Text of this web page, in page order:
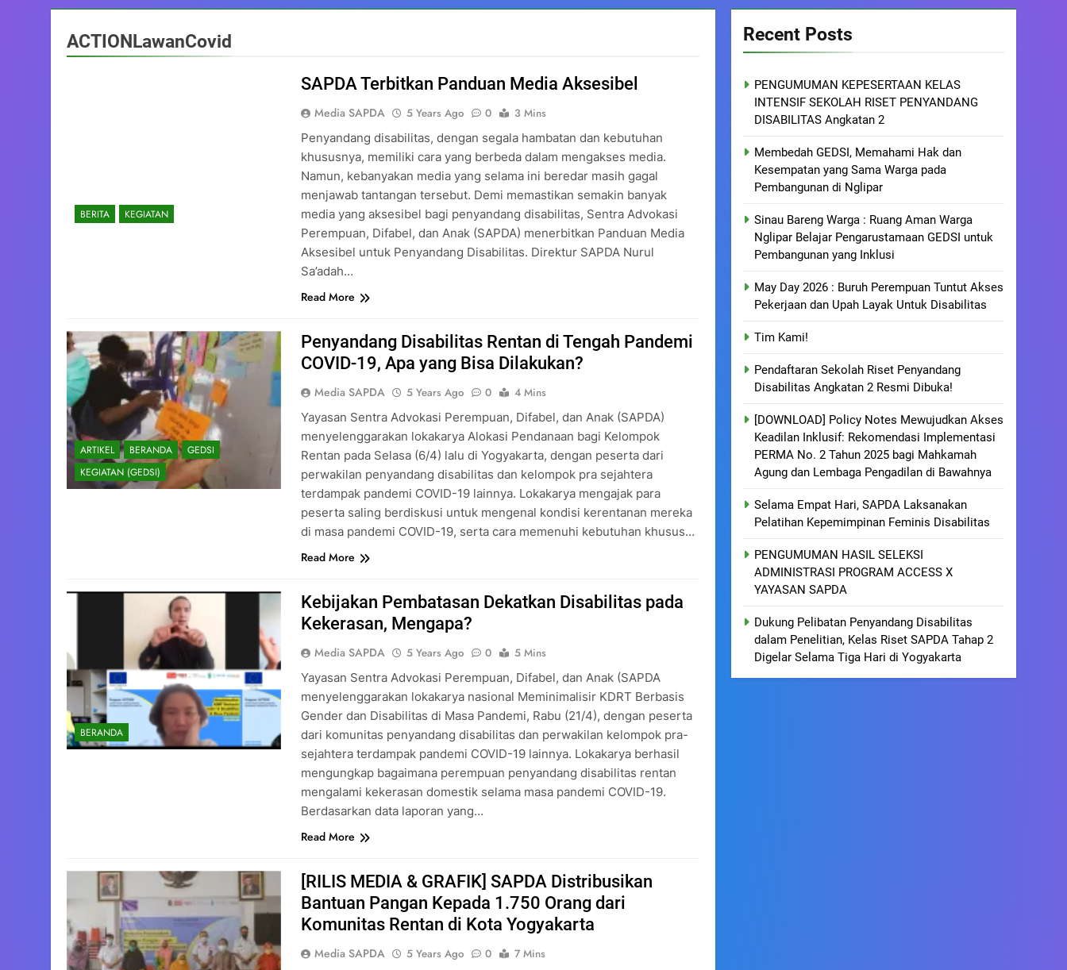
ACTIONLawanCovid
BERITA KEGIATAN
SAPDA Terbitkan Panduan Media Aksesibel
Media SAPDA 5 Years Ago 0
3 Mins
Penyandang disabilitas, dengan segala hambatan dan kebutuhan
khususnya, memiliki cara yang berbeda dalam mengakses media.
Namun, kebanyakan media yang selama ini beredar masih gagal
menjawab tantangan tersebut. Demi memastikan semakin banyak
media yang aksesibel bagi penyandang disabilitas, Sentra Advokasi
Perempuan, Difabel, dan Anak (SAPDA) menerbitkan Panduan Media
Aksesibel untuk Penyandang Disabilitas. Direktur SAPDA Nurul
Sa’adah…
Read More
ARTIKEL BERANDA
GEDSI
KEGIATAN (GEDSI)
Penyandang Disabilitas Rentan di Tengah Pandemi
COVID-19, Apa yang Bisa Dilakukan?
Media SAPDA 5 Years Ago 0
4 Mins
Yayasan Sentra Advokasi Perempuan, Difabel, dan Anak (SAPDA)
menyelenggarakan lokakarya Alokasi Pendanaan bagi Kelompok
Rentan pada Selasa (6/4) lalu di Yogyakarta, dengan peserta dari
perwakilan penyandang disabilitas dan kelompok pra sejahtera
terdampak pandemi COVID-19 lainnya. Lokakarya mengajak para
peserta saling berdiskusi untuk mengenal kondisi kerentanan mereka
di masa pandemi COVID-19, serta cara memenuhi kebutuhan khusus…
Read More
BERANDA
Kebijakan Pembatasan Dekatkan Disabilitas pada
Kekerasan, Mengapa?
Media SAPDA 5 Years Ago 0
5 Mins
Yayasan Sentra Advokasi Perempuan, Difabel, dan Anak (SAPDA
menyelenggarakan lokakarya nasional Meminimalisir KDRT Berbasis
Gender dan Disabilitas di Masa Pandemi, Rabu (21/4), dengan peserta
dari komunitas penyandang disabilitas dan perwakilan kelompok pra-
sejahtera terdampak pandemi COVID-19 lainnya. Lokakarya berhasil
mengungkap bagaimana perempuan penyandang disabilitas rentan
mengalami kekerasan domestik selama masa pandemi COVID-19.
Berdasarkan data laporan yang…
Read More
[RILIS MEDIA & GRAFIK] SAPDA Distribusikan
Bantuan Pangan Kepada 1.750 Orang dari
Komunitas Rentan di Kota Yogyakarta
Media SAPDA 5 Years Ago 0
7 Mins
Recent Posts
PENGUMUMAN KEPESERTAAN KELAS
INTENSIF SEKOLAH RISET PENYANDANG
DISABILITAS Angkatan 2
Membedah GEDSI, Memahami Hak dan
Kesempatan yang Sama Warga pada
Pembangunan di Nglipar
Sinau Bareng Warga : Ruang Aman Warga
Nglipar Belajar Pengarustamaan GEDSI untuk
Pembangunan yang Inklusi
May Day 2026 : Buruh Perempuan Tuntut Akses
Pekerjaan dan Upah Layak Untuk Disabilitas
Tim Kami!
Pendaftaran Sekolah Riset Penyandang
Disabilitas Angkatan 2 Resmi Dibuka!
[DOWNLOAD] Policy Notes Mewujudkan Akses
Keadilan Inklusif: Rekomendasi Implementasi
PERMA No. 2 Tahun 2025 bagi Mahkamah
Agung dan Lembaga Pengadilan di Bawahnya
Selama Empat Hari, SAPDA Laksanakan
Pelatihan Kepemimpinan Feminis Disabilitas
PENGUMUMAN HASIL SELEKSI
ADMINISTRASI PROGRAM ACCESS X
YAYASAN SAPDA
Dukung Pelibatan Penyandang Disabilitas
dalam Penelitian, Kelas Riset SAPDA Tahap 2
Digelar Selama Tiga Hari di Yogyakarta